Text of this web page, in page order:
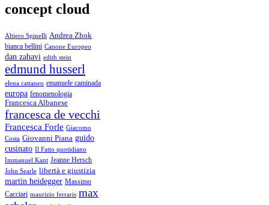
concept cloud
Altiero Spinelli Andrea Zhok
bianca bellini Canone Europeo
dan zahavi edith stein
edmund husserl
elena cattaneo emanuele caminada
europa fenomenologia
Francesca Albanese
francesca de vecchi
Francesca Forle Giacomo
Costa Giovanni Piana guido
cusinato Il Fatto quotidiano
Immanuel Kant Jeanne Hersch
John Searle libertà e giustizia
martin heidegger Massimo
Cacciari maurizio ferraris max